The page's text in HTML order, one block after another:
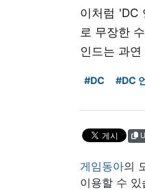
이처럼 'DC
로 무장한
인드는 과
#DC #DC
게임동아의
이용할 수 있